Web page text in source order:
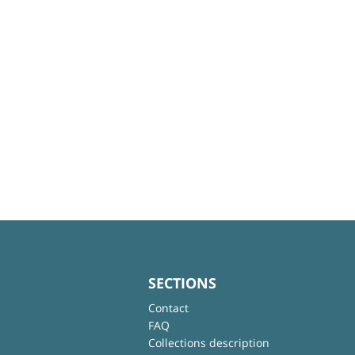
SECTIONS
Contact
FAQ
Collections description